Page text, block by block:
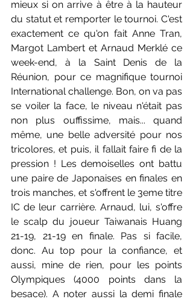
mieux si on arrive à être à la hauteur
du statut et remporter le tournoi. C'est
exactement ce qu'on fait Anne Tran,
Margot Lambert et Arnaud Merklé ce
week-end, à la Saint Denis de la
Réunion, pour ce magnifique tournoi
International challenge. Bon, on va pas
se voiler la face, le niveau n'était pas
non plus ouffissime, mais... quand
même, une belle adversité pour nos
tricolores, et puis, il fallait faire fi de la
pression ! Les demoiselles ont battu
une paire de Japonaises en finales en
trois manches, et s'offrent le 3eme titre
IC de leur carrière. Arnaud, lui, s'offre
le scalp du joueur Taiwanais Huang
21-19, 21-19 en finale. Pas si facile,
donc. Au top pour la confiance, et
aussi, mine de rien, pour les points
Olympiques (4000 points dans la
besace). A noter aussi la demi finale